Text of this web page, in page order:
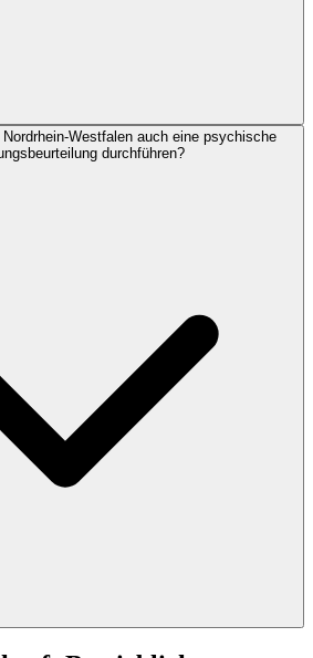
Westfalen auch eine psychische